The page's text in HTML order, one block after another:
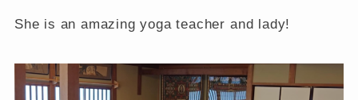
She is an amazing yoga teacher and lady!